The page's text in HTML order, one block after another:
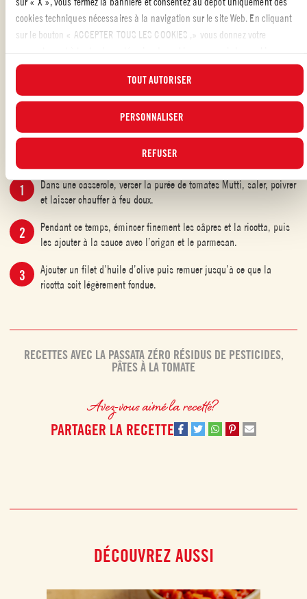
cookies techniques nécessaires à la navigation sur le site Web. En cliquant
sur le bouton « ACCEPTER TOUS LES COOKIES ,» vous donnez votre
analytiques et de profilage. Vous pouvez à tout moment choisir les cookies
auxquels vous souhaitez donner votre consentement et consulter la liste
actualisée des cookies en cliquant sur le bouton « GÉRER ». Pour plus
d'informations, veuillez lire notrePolitique d'utilisation des cookies
TOUT AUTORISER
PERSONNALISER
REFUSER
d'aérosol de cuisson.
Faire cuire à 180° pendant 4 à 5 minutes, retourner et vaporiser
Cuire jusqu'à ce que les raviolis soient dorés et croustillants.
Retirer et garnir de parmesan puis saupoudrer d'origan.
PRÉPARATION DE LA SAUCE TOMATE
Dans une casserole, verser la purée de tomates Mutti, saler, poivrer
et laisser chauffer à feu doux.
Pendant ce temps, émincer finement les câpres et la ricotta, puis
les ajouter à la sauce avec l’origan et le parmesan.
Ajouter un filet d’huile d’olive puis remuer jusqu’à ce que la
ricotta soit légèrement fondue.
RECETTES AVEC LA PASSATA ZÉRO RÉSIDUS DE PESTICIDES,
PÂTES À LA TOMATE
Avez-vous aimé la recette?
PARTAGER LA RECETTE
DÉCOUVREZ AUSSI